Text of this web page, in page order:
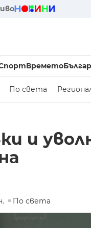
Времето
По света
и
По света